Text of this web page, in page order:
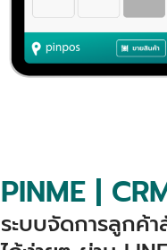
PINME |
ระบบจัดการลูก